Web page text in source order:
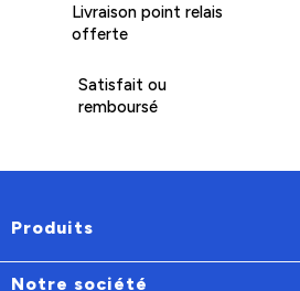
Livraison point relais
offerte
Satisfait ou
remboursé
Produits
Notre société